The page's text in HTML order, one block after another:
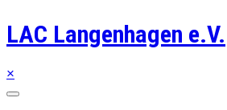
LAC Langenhagen e.V.
×